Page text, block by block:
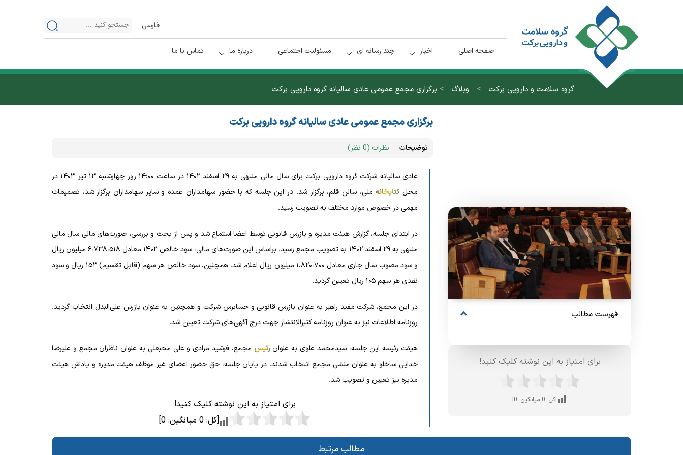
فارسی
صفحه اصلی اخبار چند رسانه ای مسئولیت اجتماعی درباره ما تماس با ما
گروه سلامت و دارویی برکت > وبلاگ > برگزاری مجمع عمومی عادی سالیانه گروه دارویی برکت
فهرست مطالب
برای امتیاز به این نوشته کلیک کنید!
[کل: 0 میانگین: 0
]
برگزاری مجمع عمومی عادی سالیانه گروه دارویی برکت
توضیحات نظرات (0 نظر)
عادی سالیانه شرکت گروه دارویی برکت برای سال مالی منتهی به ۲۹ اسفند ۱۴۰۲ در ساعت ۱۴:۰۰ روز چهارشنبه ۱۳ تیر ۱۴۰۳ در
محل کتابخانهملی، سالن قلم، برگزار شد. در این جلسه که با حضور سهامداران عمده و سایر سهامداران برگزار شد، تصمیمات
مهمی در خصوص موارد مختلف به تصویب رسید.
در ابتدای جلسه، گزارش هیئت مدیره و بازرس قانونی توسط اعضا استماع شد و پس از بحث و بررسی، صورت‌های مالی سال مالی
منتهی به ۲۹ اسفند ۱۴۰۲ به تصویب مجمع رسید. براساس این صورت‌های مالی، سود خالص ۱۴۰۲ معادل ۶،۷۳۸،۵۱۸ میلیون ریال
و سود مصوب سال جاری معادل ۱،۸۲۰،۷۰۰ میلیون ریال اعلام شد. همچنین، سود خالص هر سهم (قابل تقسیم) ۱۵۳ ریال و سود
نقدی هر سهم ۱۰۵ ریال تعیین گردید.
در این مجمع، شرکت مفید راهبر به عنوان بازرس قانونی و حسابرس شرکت و همچنین به عنوان بازرس علی‌البدل انتخاب گردید.
روزنامه اطلاعات نیز به عنوان روزنامه کثیرالانتشار جهت درج آگهی‌های شرکت تعیین شد.
هیئت رئیسه این جلسه، سیدمحمد علوی به عنوانرئیس مجمع، فرشید مرادی و علی محبعلی به عنوان ناظران مجمع و علیرضا
خدایی ساخلو به عنوان منشی مجمع انتخاب شدند. در پایان جلسه، حق حضور اعضای غیر موظف هیئت مدیره و پاداش هیئت
مدیره نیز تعیین و تصویب شد.
برای امتیاز به این نوشته کلیک کنید!
[کل: 0 میانگین: 0
]
مطالب مرتبط